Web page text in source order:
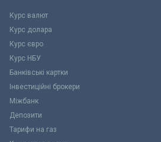
Курс валют
Курс долара
Курс євро
Курс НБУ
Банківські картки
Інвестиційні брокери
Міжбанк
Депозити
Тарифи на газ